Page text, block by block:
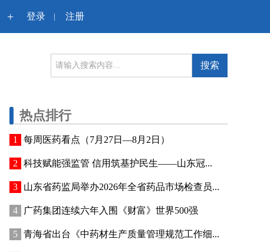
+ 登录 | 注册
搜索
热点排行
每周医药看点（7月27日—8月2日）
科技赋能强监管 信用筑基护民生——山东冠...
山东省药监局举办2026年全省药品市场检查员...
广药集团连续六年入围《财富》世界500强
青海省出台《中药材生产质量管理规范工作细...